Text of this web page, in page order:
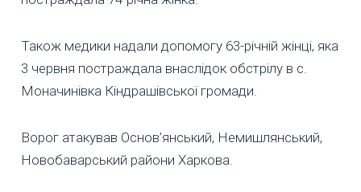
Також медики надали допомогу 63-річній жінці, яка
3 червня постраждала внаслідок обстрілу в с.
Моначинівка Кіндрашівської громади.
Ворог атакував Основ’янський, Немишлянський,
Новобаварський райони Харкова.